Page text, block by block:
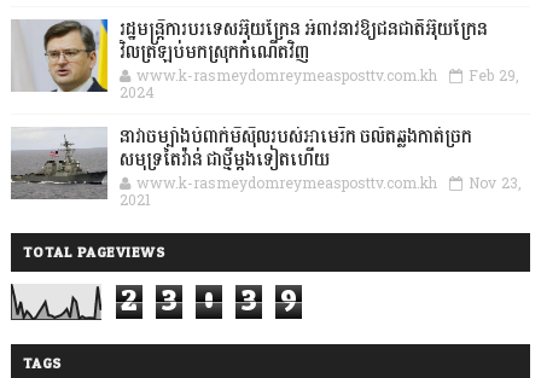
រដ្ឋមន្ត្រីការបរទេសអ៊ុយក្រែន អំពាវនាវឱ្យជនជាតិអ៊ុយក្រែន
វិលត្រឡប់មកស្រុកកំណើតវិញ
www.k-rasmeydomreymeasposttv.com.kh Feb 29,
2024
នាវាចម្បាំងបំពាក់មីស៊ីលរបស់អាមេរិក ចល័តឆ្លងកាត់ច្រក
សមុទ្រតៃវ៉ាន់ ជាថ្មីម្តងទៀតហើយ
www.k-rasmeydomreymeasposttv.com.kh Nov 23,
2021
TOTAL PAGEVIEWS
2 3 0 3 9
TAGS